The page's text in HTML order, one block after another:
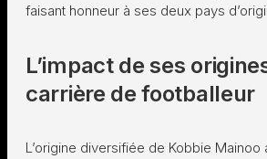
faisant honneur à ses deux pays
L’impact de ses
carrière de footballeur
L’origine diversifiée de Kobbie Mainoo